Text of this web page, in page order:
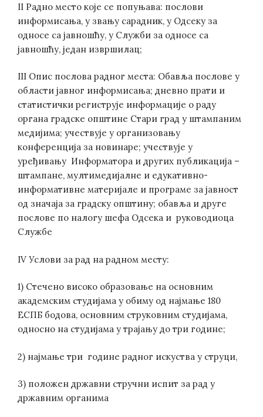
II Радно место које се попуњава: послови
информисања, у звању сарадник, у Одсеку за
односе са јавношћу, у Служби за односе са
јавношћу, један извршилац;
III Опис послова радног места: Обавља послове у
области јавног информисања; дневно прати и
статистички региструје информације о раду
органа градске општине Стари град у штампаним
медијима; учествује у организовању
конференција за новинаре; учествује у
уређивању Информатора и других публикација –
штампане, мултимедијалне и едукативно-
информативне материјале и програме за јавност
од значаја за градску општину; обавља и друге
послове по налогу шефа Одсека и руководиоца
Службе
IV Услови за рад на радном месту:
1) Стечено високо образовање на основним
академским студијама у обиму од најмање 180
ЕСПБ бодова, основним струковним студијама,
односно на студијама у трајању до три године;
2) најмање три године радног искуства у струци,
3) положен државни стручни испит за рад у
државним органима